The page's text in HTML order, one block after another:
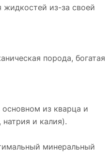
жидкостей из-за своей
порода, богатая
из кварца и
натрия и калия).
минеральный